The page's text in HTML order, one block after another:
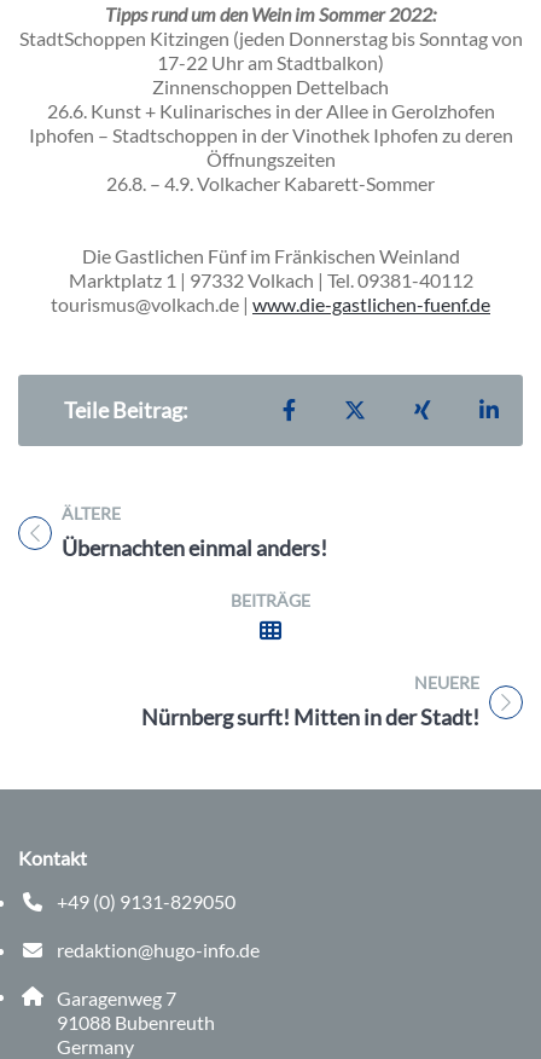
Tipps rund um den Wein im Sommer 2022:
StadtSchoppen Kitzingen (jeden Donnerstag bis Sonntag von
17-22 Uhr am Stadtbalkon)
Zinnenschoppen Dettelbach
26.6. Kunst + Kulinarisches in der Allee in Gerolzhofen
Iphofen – Stadtschoppen in der Vinothek Iphofen zu deren
Öffnungszeiten
26.8. – 4.9.Volkacher Kabarett-Sommer
Die Gastlichen Fünf im Fränkischen Weinland
Marktplatz 1 | 97332 Volkach | Tel. 09381-40112
tourismus@volkach.de | www.die-gastlichen-fuenf.de
Teile Beitrag: Teilen auf Facebook
Teilen auf XTeilen auf
ÄLTERE
Titel für Beitrag
Übernachten einmal anders!
BEITRÄGE
NEUERE
Titel für Beitrag
Nürnberg surft! Mitten in der Stadt!
Kontakt
+49 (0) 9131-829050
Telefonnummer: 0 9 1 3 1 8 2 9 0 5 0
redaktion@hugo-info.de
E-Mail Adresse: redaktion@hugo-info.de
Adresse:
Garagenweg 7
91088 , 9 1 0 8 8
Bubenreuth
Germany